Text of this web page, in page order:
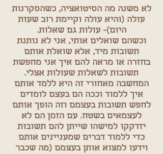
לא משנה מה הסיטואציה, כשהסקרנות
עולה (והיא עולה וקיימת רוב שעות
היום)- עולות גם שאלות.
וכשהם שואלים אותי, אני לא נותנת
תשובות מיד, אלא שואלת אותם
בחזרה או מראה להם איך אני מחפשת
תשובות לשאלות שעולות אצלי.
המחשבה מאחורי זה היא ללמד אותם
איך ללמוד וככה הם בעצם לומדים
לחפש תשובות בעצמם וזה הופך אותם
לעצמאים בשטח. עם הזמן הם לא
יזדקקו למישהו שייתן להם תשובות
כדי ללמוד דברים שמעניינים אותם
וידעו למצוא אותן בעצמם (מה שכבר